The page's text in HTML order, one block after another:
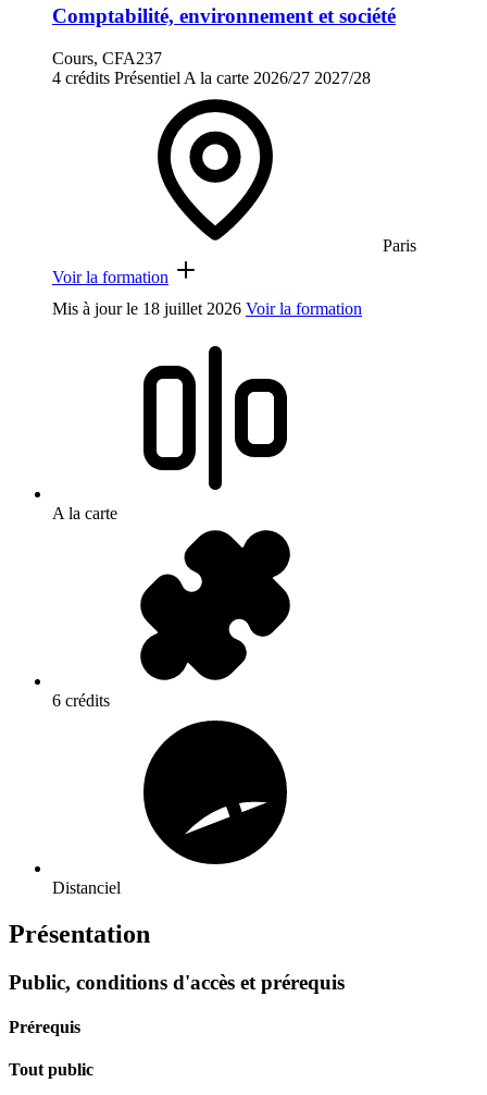
Comptabilité, environnement et société
Cours, CFA237
4 crédits Présentiel A la carte 2026/27 2027/28
Paris
Voir la formation
Mis à jour le 18 juillet 2026 Voir la formation
A la carte
6 crédits
Distanciel
Présentation
Public, conditions d'accès et prérequis
Prérequis
Tout public